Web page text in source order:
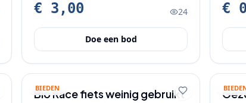
€ 3,00 24
Doe een bod
€
BIEDEN
Bio Race fiets weinig gebruikt